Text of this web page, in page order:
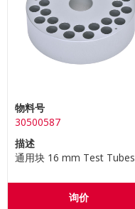
物料号
30500587
描述
通用块 16 mm Test Tubes
询价